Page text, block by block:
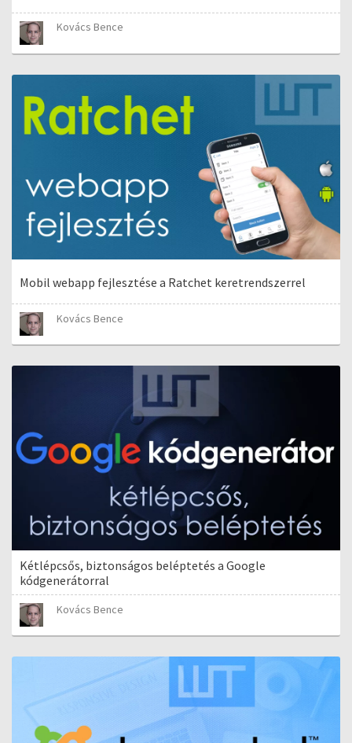
Kovács Bence
Mobil webapp fejlesztése a Ratchet keretrendszerrel
Kovács Bence
Kétlépcsős, biztonságos beléptetés a Google
kódgenerátorral
Kovács Bence